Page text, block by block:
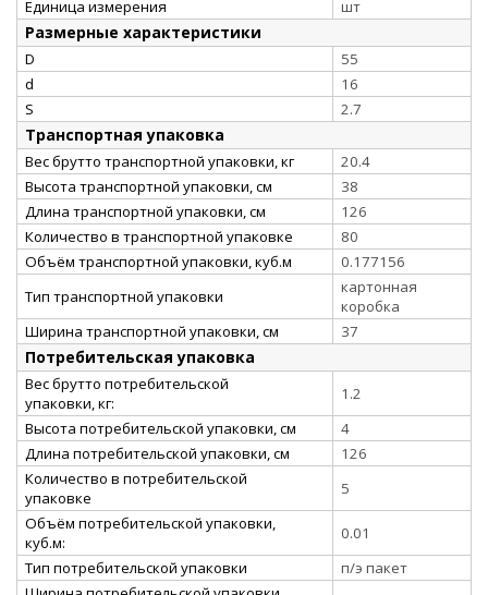
Единица измерения
шт
Размерные характеристики
D
55
d
16
S
2.7
Транспортная упаковка
Вес брутто транспортной упаковки, кг
20.4
Высота транспортной упаковки, см
38
Длина транспортной упаковки, см
126
Количество в транспортной упаковке
80
Объём транспортной упаковки, куб.м
0.177156
Тип транспортной упаковки
картонная
коробка
Ширина транспортной упаковки, см
37
Потребительская упаковка
Вес брутто потребительской
упаковки, кг:
1.2
Высота потребительской упаковки, см
4
Длина потребительской упаковки, см
126
Количество в потребительской
упаковке
5
Объём потребительской упаковки,
куб.м:
0.01
Тип потребительской упаковки
п/э пакет